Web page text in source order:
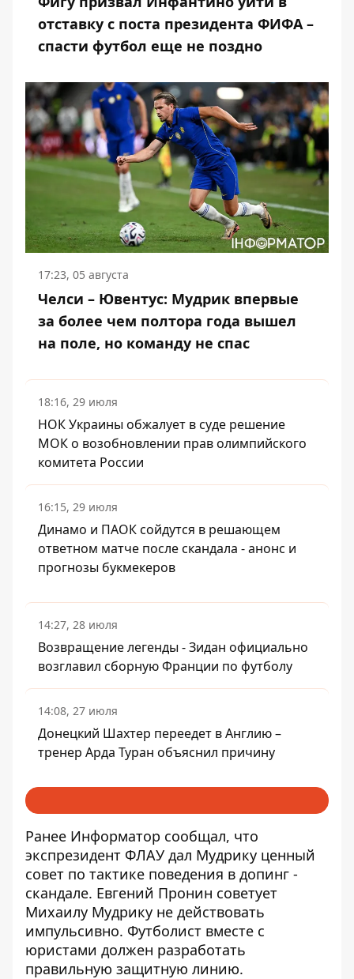
отставку с поста президента ФИФА –
спасти футбол еще не поздно
17:23, 05 августа
Челси – Ювентус: Мудрик впервые
за более чем полтора года вышел
на поле, но команду не спас
18:16, 29 июля
НОК Украины обжалует в суде решение
МОК о возобновлении прав олимпийского
комитета России
16:15, 29 июля
Динамо и ПАОК сойдутся в решающем
ответном матче после скандала - анонс и
прогнозы букмекеров
14:27, 28 июля
Возвращение легенды - Зидан официально
возглавил сборную Франции по футболу
14:08, 27 июля
Донецкий Шахтер переедет в Англию –
тренер Арда Туран объяснил причину
Ранее Информатор сообщал, что
экспрезидент ФЛАУ дал Мудрику ценный
совет по тактике поведения в допинг -
скандале. Евгений Пронин советует
Михаилу Мудрику не действовать
импульсивно. Футболист вместе с
юристами должен разработать
правильную защитную линию.